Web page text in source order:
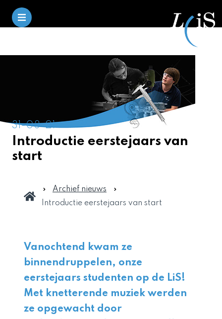
31-08-21
Introductie eerstejaars van
start
Archief nieuws
Introductie eerstejaars van start
Vanochtend kwam ze
binnendruppelen, onze
eerstejaars studenten op de LiS!
Met knetterende muziek werden
ze opgewacht door